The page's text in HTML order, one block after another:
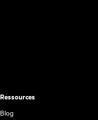
Ressources
Blog